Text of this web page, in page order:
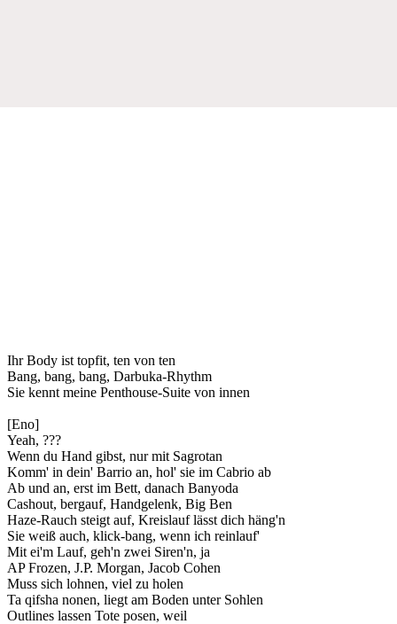
Ihr Body ist topfit, ten von ten
Bang, bang, bang, Darbuka-Rhythm
Sie kennt meine Penthouse-Suite von innen
[Eno]
Yeah, ???
Wenn du Hand gibst, nur mit Sagrotan
Komm' in dein' Barrio an, hol' sie im Cabrio ab
Ab und an, erst im Bett, danach Banyoda
Cashout, bergauf, Handgelenk, Big Ben
Haze-Rauch steigt auf, Kreislauf lässt dich häng'n
Sie weiß auch, klick-bang, wenn ich reinlauf'
Mit ei'm Lauf, geh'n zwei Siren'n, ja
AP Frozen, J.P. Morgan, Jacob Cohen
Muss sich lohnen, viel zu holen
Ta qifsha nonen, liegt am Boden unter Sohlen
Outlines lassen Tote posen, weil